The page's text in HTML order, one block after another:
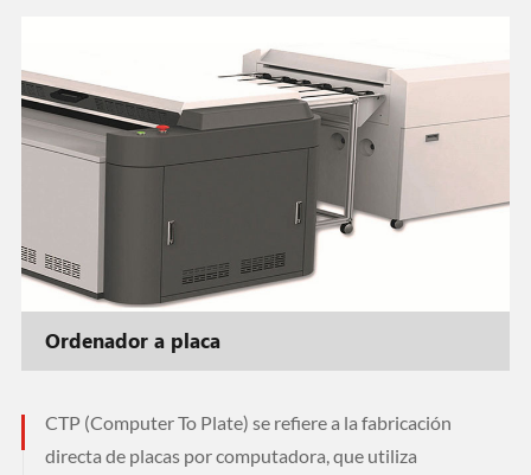
Ordenador a placa
CTP (Computer To Plate) se refiere a la fabricación
directa de placas por computadora, que utiliza